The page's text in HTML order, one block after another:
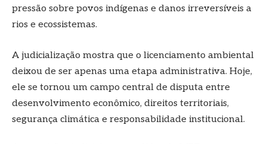
pressão sobre povos indígenas e danos irreversíveis a
rios e ecossistemas.
A judicialização mostra que o licenciamento ambiental
deixou de ser apenas uma etapa administrativa. Hoje,
ele se tornou um campo central de disputa entre
desenvolvimento econômico, direitos territoriais,
segurança climática e responsabilidade institucional.